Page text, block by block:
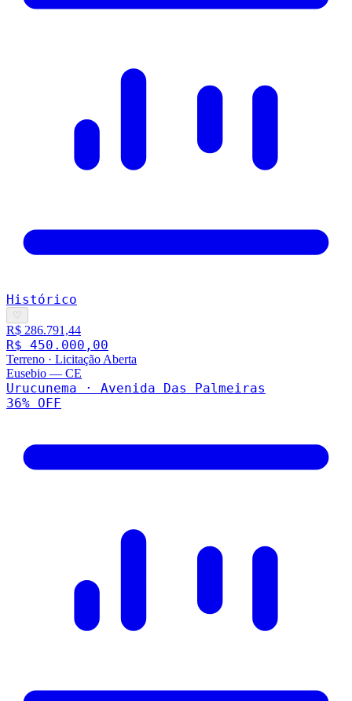
Histórico
♡
R$ 286.791,44
R$ 450.000,00
Terreno · Licitação Aberta
Eusebio — CE
Urucunema · Avenida Das Palmeiras
36% OFF